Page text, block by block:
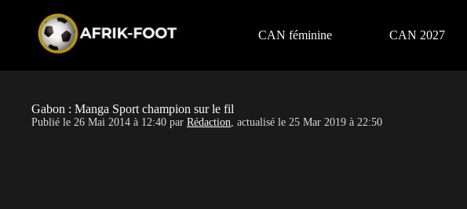
CAN féminine CAN 2027
Gabon : Manga Sport champion sur le fil
Publié le 26 Mai 2014 à 12:40 par Rédaction, actualisé le 25 Mar 2019 à 22:50